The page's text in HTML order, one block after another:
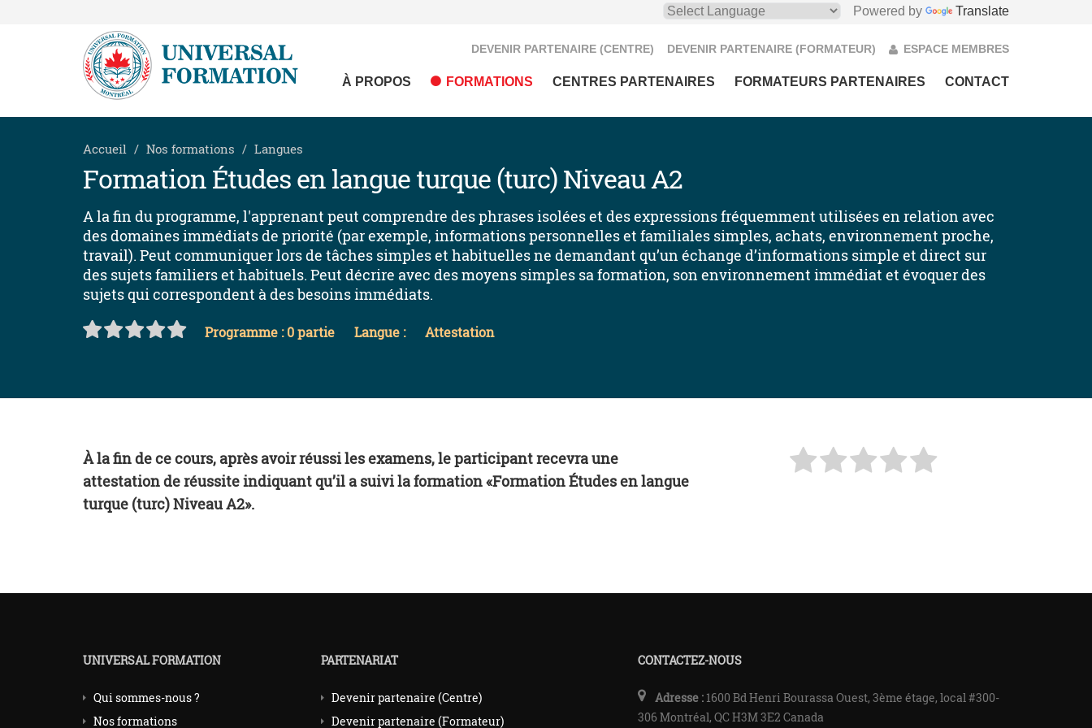
Powered by Translate
DEVENIR PARTENAIRE (CENTRE) DEVENIR PARTENAIRE (FORMATEUR) ESPACE MEMBRES
À PROPOS FORMATIONS CENTRES PARTENAIRES FORMATEURS PARTENAIRES CONTACT
Accueil Nos formations Langues
Formation Études en langue turque (turc) Niveau A2
A la fin du programme, l'apprenant peut comprendre des phrases isolées et des expressions fréquemment utilisées en relation avec
des domaines immédiats de priorité (par exemple, informations personnelles et familiales simples, achats, environnement proche,
travail). Peut communiquer lors de tâches simples et habituelles ne demandant qu’un échange d’informations simple et direct sur
des sujets familiers et habituels. Peut décrire avec des moyens simples sa formation, son environnement immédiat et évoquer des
sujets qui correspondent à des besoins immédiats.
Programme : 0 partie Langue : Attestation
À la fin de ce cours, après avoir réussi les examens, le participant recevra une
attestation de réussite indiquant qu’il a suivi la formation «Formation Études en langue
turque (turc) Niveau A2».
UNIVERSAL FORMATION
Qui sommes-nous ?
Nos formations
PARTENARIAT
Devenir partenaire (Centre)
Devenir partenaire (Formateur)
CONTACTEZ-NOUS
Adresse :1600 Bd Henri Bourassa Ouest, 3ème étage, local #300-
306 Montréal, QC H3M 3E2 Canada